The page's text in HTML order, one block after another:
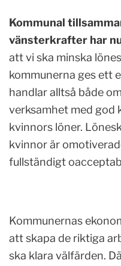
Kommunal
vänsterkrafter har
att vi ska minska
kommunerna ges ett
handlar alltså både
verksamhet med god
kvinnors löner.
kvinnor är
fullständigt
Kommunernas
att skapa de riktiga
ska klara välfärden.